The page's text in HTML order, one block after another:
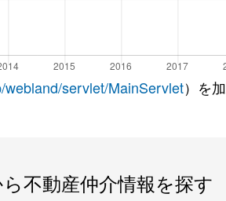
servlet/MainServlet）を
不動産仲介情報を探す